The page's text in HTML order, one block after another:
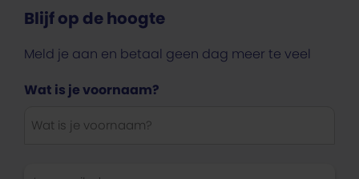
Blijf op de hoogte
Meld je aan en betaal geen dag meer te veel
Wat is je voornaam?